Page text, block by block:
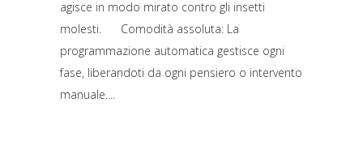
agisce in modo mirato contro gli insetti
molesti. Comodità assoluta: La
programmazione automatica gestisce ogni
fase, liberandoti da ogni pensiero o intervento
manuale.